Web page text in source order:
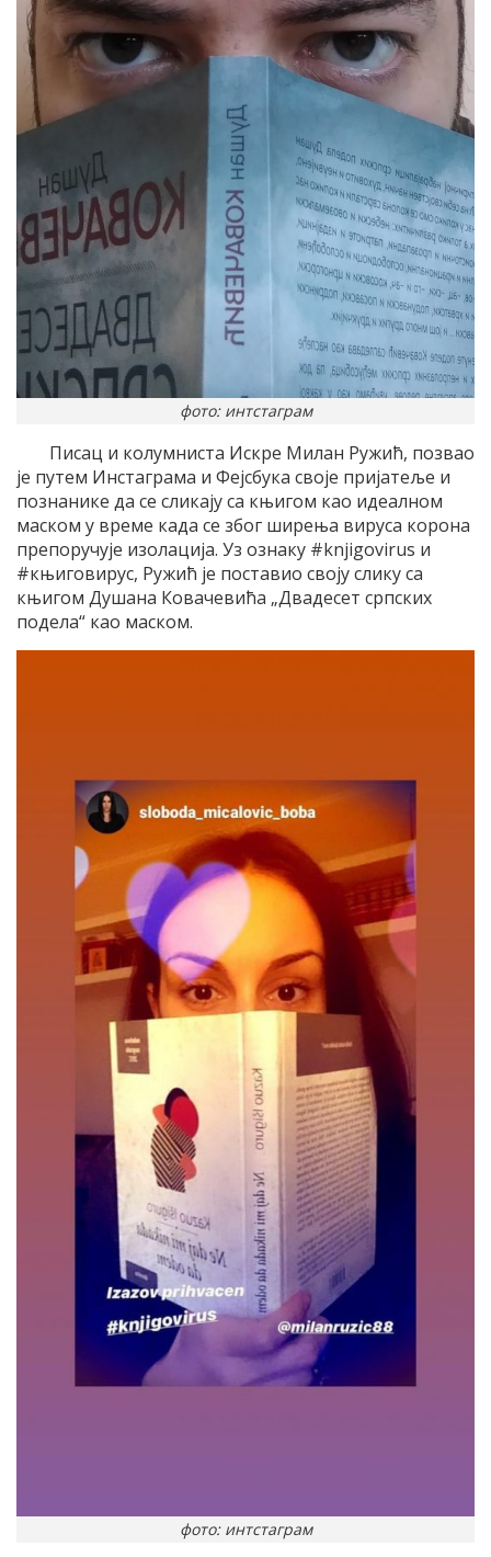
фото: интстаграм
Писац и колумниста Искре Милан Ружић, позвао
је путем Инстаграма и Фејсбука своје пријатеље и
познанике да се сликају са књигом као идеалном
маском у време када се због ширења вируса корона
препоручује изолација. Уз ознаку #knjigovirus и
#књиговирус, Ружић је поставио своју слику са
књигом Душана Ковачевића „Двадесет српских
подела“ као маском.
фото: интстаграм